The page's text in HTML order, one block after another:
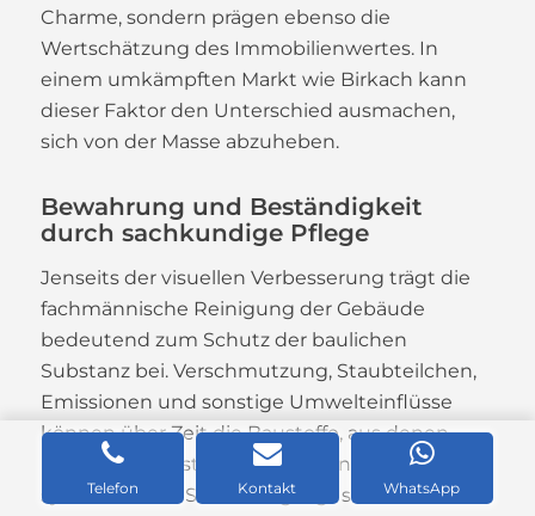
Charme, sondern prägen ebenso die
Wertschätzung des Immobilienwertes. In
einem umkämpften Markt wie Birkach kann
dieser Faktor den Unterschied ausmachen,
sich von der Masse abzuheben.
Bewahrung und Beständigkeit
durch sachkundige Pflege
Jenseits der visuellen Verbesserung trägt die
fachmännische Reinigung der Gebäude
bedeutend zum Schutz der baulichen
Substanz bei. Verschmutzung, Staubteilchen,
Emissionen und sonstige Umwelteinflüsse
können über Zeit die Baustoffe, aus denen
Immobilien bestehen, abnutzen. Eine
systematische Säuberung tilgt solche
Telefon Kontakt WhatsApp